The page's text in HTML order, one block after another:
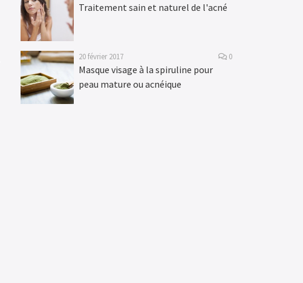
Traitement sain et naturel de l'acné
20 février 2017 0
Masque visage à la spiruline pour
peau mature ou acnéique